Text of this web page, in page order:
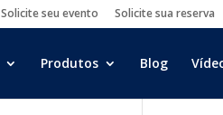
Solicite seu evento Solicite sua reserva
Produtos Blog